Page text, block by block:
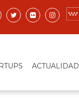
ACTUALIDAD